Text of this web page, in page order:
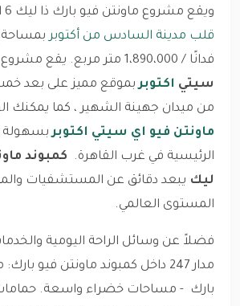
ويقع مشروع ماونتن فيو بارك ذا ليك 6 اكتوبر في
قلب مدينة السادس من أكتوبر
فدانًا / 1،890،000 متر مربع. يقع
مشروع
سيتي اكتوبربموقع مميز على بعد
من ميدان جهينة الشهير ، كما يمكنك
ماونتن فيو اي سيتي اكتوبر بسهولة
الرئيسية في غرب القاهرة. كمبوند
ليك يبعد دقائق عن المستشفيات
المستوى العالمي.
فضلاً عن وسائل الراحة اليومية
مدار 247 داخل كمبوند ماونتن فيو
بارك - مساحات خضراء واسعة.